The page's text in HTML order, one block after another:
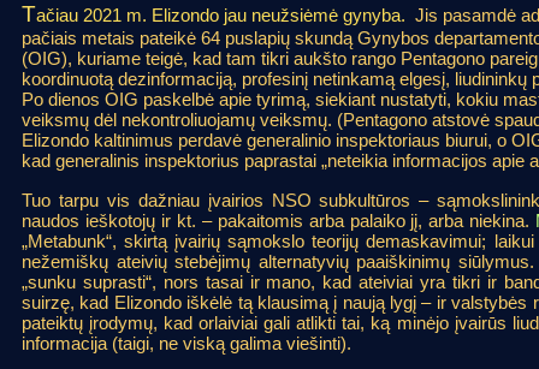
Tačiau 2021 m. Elizondo jau neužsiėmė gynyba. Jis pasamdė
pačiais metais pateikė 64 puslapių skundą Gynybos
(OIG), kuriame teigė, kad tam tikri aukšto rango Pentagono
koordinuotą dezinformaciją, profesinį netinkamą elgesį, liudininkų
Po dienos OIG paskelbė apie tyrimą, siekiant nustatyti, kokiu
veiksmų dėl nekontroliuojamų veiksmų. (Pentagono atstovė
Elizondo kaltinimus perdavė generalinio inspektoriaus biurui, o
kad generalinis inspektorius paprastai „neteikia informacijos apie
Tuo tarpu vis dažniau įvairios NSO subkultūros –
naudos ieškotojų ir kt. – pakaitomis arba palaiko jį, arba niekina.
„Metabunk“, skirtą įvairių sąmokslo teorijų demaskavimui;
nežemiškų ateivių stebėjimų alternatyvių paaiškinimų
„sunku suprasti“, nors tasai ir mano, kad ateiviai yra tikri ir
suirzę, kad Elizondo iškėlė tą klausimą į naują lygį – ir valstybės
pateiktų įrodymų, kad orlaiviai gali atlikti tai, ką minėjo įvairūs
informacija (taigi, ne viską galima viešinti).